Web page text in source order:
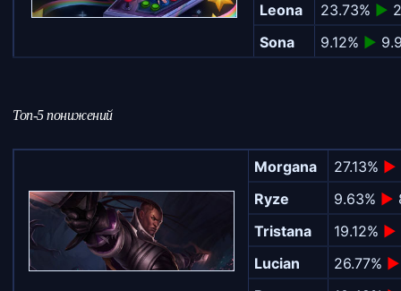
Leona
23.73% ►
Sona
9.12% ►
Топ-5 понижений
Morgana 27.13% ►
Ryze
9.63% ►
Tristana
19.12% ►
Lucian
26.77% ►